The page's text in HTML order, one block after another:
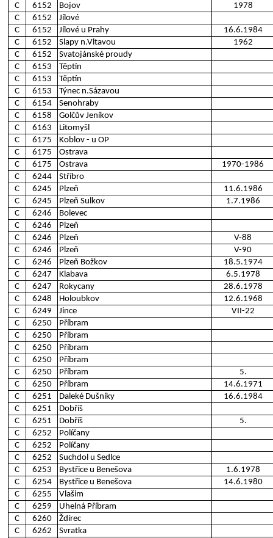
C
6152 Bojov
1978
C
6152
Jílové
C
6152 Jílové u Prahy
16.6.1984
C
6152 Slapy n.Vltavou
1962
C
6152
Svatojánské proudy
C
6153
Těptín
C
6153
Těptín
C
6153
Týnec n.Sázavou
C
6154
Senohraby
C
6158
Golčův Jeníkov
C
6163
Litomyšl
C
6175
Koblov - u OP
C
6175
Ostrava
C
6175 Ostrava
1970-1986
C
6244
Stříbro
C
6245 Plzeň
11.6.1986
C
6245 Plzeň Sulkov
1.7.1986
C
6246
Bolevec
C
6246
Plzeň
C
6246 Plzeň
V-88
C
6246 Plzeň
V-90
C
6246 Plzeň Božkov
18.5.1974
C
6247 Klabava
6.5.1978
C
6247 Rokycany
28.6.1978
C
6248 Holoubkov
12.6.1968
C
6249 Jince
VII-22
C
6250
Příbram
C
6250
Příbram
C
6250
Příbram
C
6250
Příbram
C
6250 Příbram
5.
C
6250 Příbram
14.6.1971
C
6251 Daleké Dušníky
16.6.1984
C
6251
Dobříš
C
6251 Dobříš
5.
C
6252
Políčany
C
6252
Políčany
C
6252
Suchdol u Sedlce
C
6253 Bystřice u Benešova
1.6.1978
C
6254 Bystřice u Benešova
14.6.1980
C
6255
Vlašim
C
6259
Uhelná Příbram
C
6260
Ždírec
C
6262 Svratka